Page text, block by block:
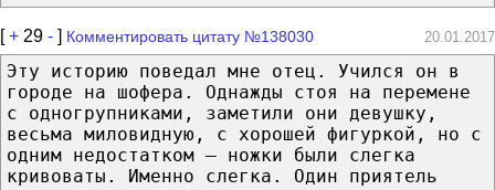
[+ 29 - ] Комментировать цитату №138030 20.01.2017
Эту историю поведал мне отец. Учился он в
городе на шофера. Однажды стоя на перемене
с одногрупниками, заметили они девушку,
весьма миловидную, с хорошей фигуркой, но с
одним недостатком – ножки были слегка
кривоваты. Именно слегка. Один приятель